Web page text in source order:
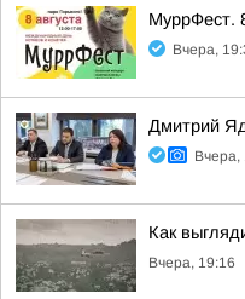
МуррФест.
Вчера,
Дмитрий
Вчера,
Как
Вчера, 19:16